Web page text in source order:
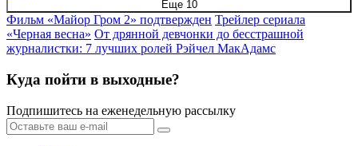
Еще 10
Фильм «Майор Гром 2» подтвержден Трейлер сериала
«Черная весна» От дрянной девчонки до бесстрашной
журналистки: 7 лучших ролей Рэйчел МакАдамс
Куда пойти в выходные?
Подпишитесь на еженедельную рассылку